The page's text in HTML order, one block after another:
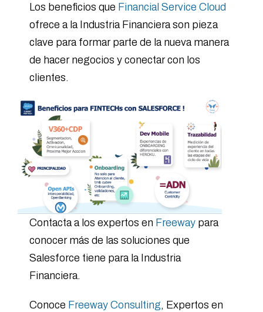
Los beneficios que Financial Service Cloud
ofrece a la Industria Financiera son pieza
clave para formar parte de la nueva manera
de hacer negocios y conectar con los
clientes.
Contacta a los expertos en Freewaypara
conocer más de las soluciones que
Salesforce tiene para la Industria
Financiera.
Conoce Freeway Consulting, Expertos en